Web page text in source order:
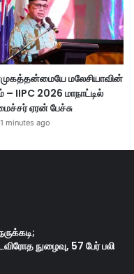
மலேசியாவின்
– IIPC 2026 மாநாட்டில்
ஏரன் பேச்சு
minutes ago
நுழைவு, 57 பேர் பலி